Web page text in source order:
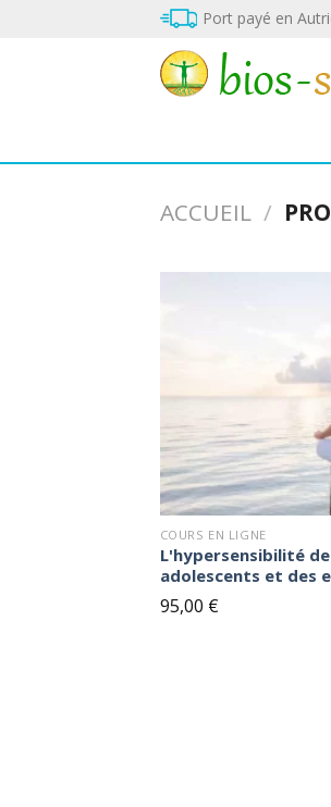
Port payé en
ACCUEIL /
COURS EN LIGNE
L'hypersensibilité
adolescents et des
95,00 €